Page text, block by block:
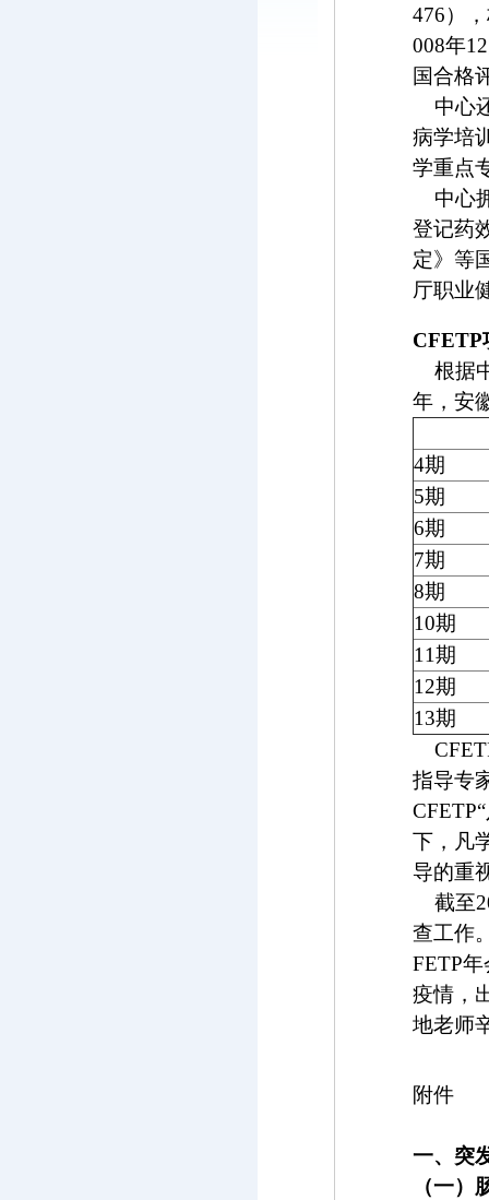
476）
008年12
国合格
中心
病学培
学重点
中心
登记药
定》等
厅职业
CFETP
根据
年，安
4期
5期
6期
7期
8期
10期
11期
12期
13期
指导专
CFETP
下，凡
导的重
截至
查工作
FETP年
疫情，
地老师
附件
一、突
（一）